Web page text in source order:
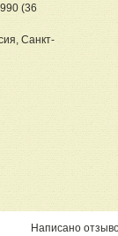
(36
Санкт-
Написано